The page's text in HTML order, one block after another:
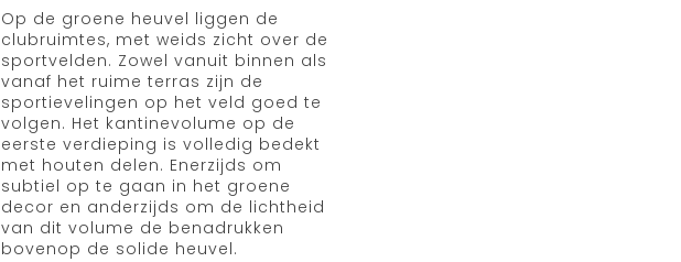
Op de groene heuvel liggen de
clubruimtes, met weids zicht over de
sportvelden. Zowel vanuit binnen als
vanaf het ruime terras zijn de
sportievelingen op het veld goed te
volgen. Het kantinevolume op de
eerste verdieping is volledig bedekt
met houten delen. Enerzijds om
subtiel op te gaan in het groene
decor en anderzijds om de lichtheid
van dit volume de benadrukken
bovenop de solide heuvel.